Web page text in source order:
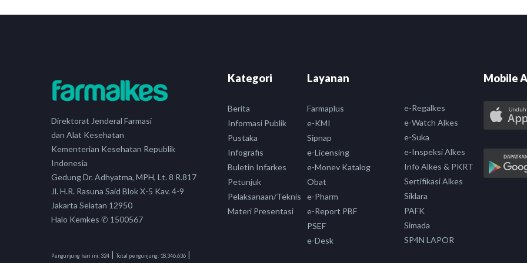
Direktorat Jenderal Farmasi
dan Alat Kesehatan
Kementerian Kesehatan Republik
Indonesia
Gedung Dr. Adhyatma, MPH, Lt. 8 R.817
Jl. H.R. Rasuna Said Blok X-5 Kav. 4-9
Jakarta Selatan 12950
Halo Kemkes ✆ 1500567
Pengunjung hari ini: 324 | Total pengunjung: 18,346,636 |
Kategori
Berita
Informasi Publik
Pustaka
Infografis
Buletin Infarkes
Petunjuk
Pelaksanaan/Teknis
Materi Presentasi
Layanan
Farmaplus
e-KMI
Sipnap
e-Licensing
e-Monev Katalog
Obat
e-Pharm
e-Report PBF
PSEF
e-Desk
e-Regalkes
e-Watch Alkes
e-Suka
e-Inspeksi Alkes
Info Alkes & PKRT
Sertifikasi Alkes
Siklara
PAFK
Simada
SP4N LAPOR
Mobile